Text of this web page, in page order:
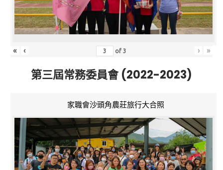
« ‹ of3 › »
第三屆常務委員會 (2022-2023)
家職會沙頭角農莊旅行大合照